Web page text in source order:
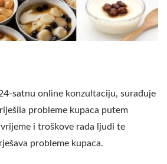
satnu online konzultaciju, surađuje
probleme kupaca putem
i troškove rada ljudi te
probleme kupaca.